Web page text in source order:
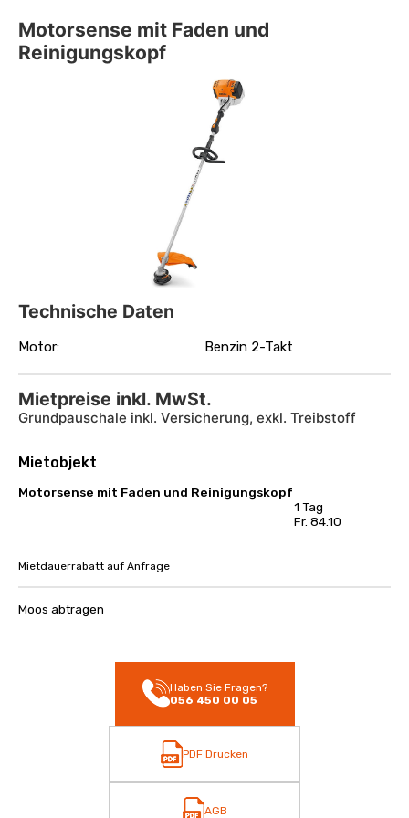
Motorsense mit Faden und
Reinigungskopf
Technische Daten
Motor: Benzin 2-Takt
Mietpreise inkl. MwSt.
Grundpauschale inkl. Versicherung, exkl. Treibstoff
Mietobjekt
Motorsense mit Faden und Reinigungskopf
1 Tag
Fr. 84.10
Mietdauerrabatt auf Anfrage
Moos abtragen
Haben Sie Fragen?
056 450 00 05
AGB
PDF Drucken